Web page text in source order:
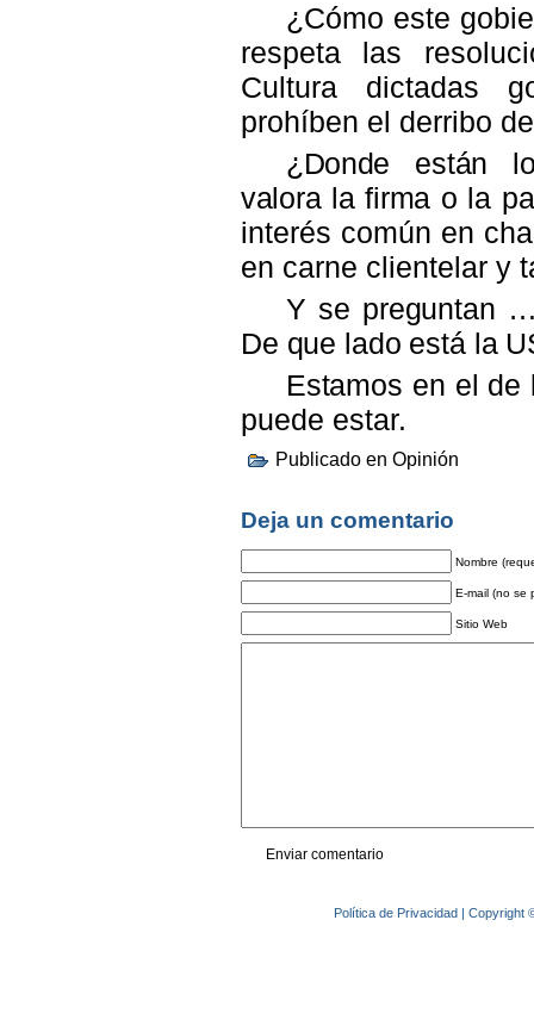
¿Cómo este
respeta las
Cultura dictadas
prohíben el derribo
¿Donde están
valora la firma o la
interés común en
en carne clientelar y
Y se preguntan
De que lado está la
Estamos en el
puede estar.
Publicado en Opinión
Deja un comentario
Nombre
E-mail (no se
Sitio Web
Política de Privacidad | Copyright